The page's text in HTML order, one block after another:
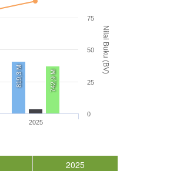
Nilai Buku (BV)
819,3 M 742,9 M
2025
0
25
50
75
2025